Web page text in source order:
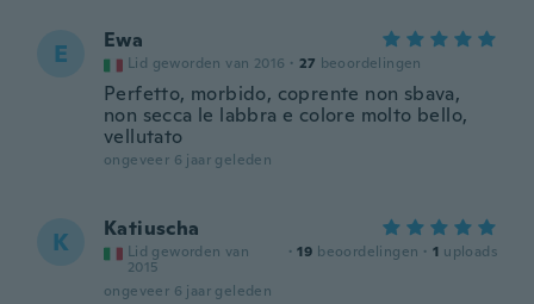
E Ewa
Lid geworden van 2016 · 27 beoordelingen
Perfetto, morbido, coprente non sbava,
non secca le labbra e colore molto bello,
vellutato
ongeveer 6 jaar geleden
K Katiuscha
Lid geworden van
2015
· 19 beoordelingen · 1 uploads
ongeveer 6 jaar geleden